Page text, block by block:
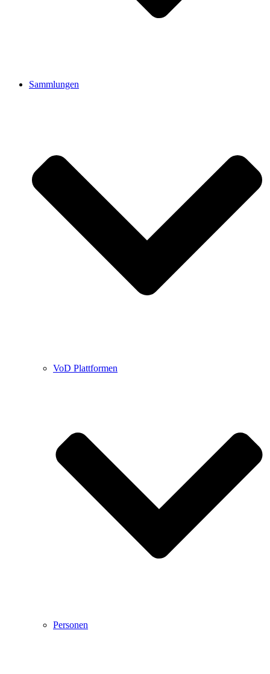
Sammlungen
VoD Plattformen
Personen